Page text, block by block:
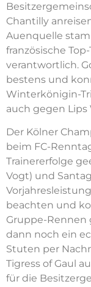
Chantilly
Auenquelle
französische
verantwortlich.
bestens und
Winterkönigin-
auch gegen Lips
Der Kölner
beim FC-
Trainererfolge
Vogt) und
beachten und
Gruppe-Rennen
dann noch ein
Stuten per
Tigress of Gaul
für die